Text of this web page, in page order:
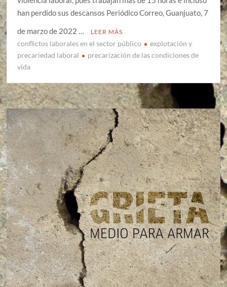
han perdido sus descansos Periódico Correo, Guanjuato, 7
de marzo de 2022 …
LEER MÁS
conflictos laborales en el sector público
explotación y
precariedad laboral
precarización de las condiciones de
vida